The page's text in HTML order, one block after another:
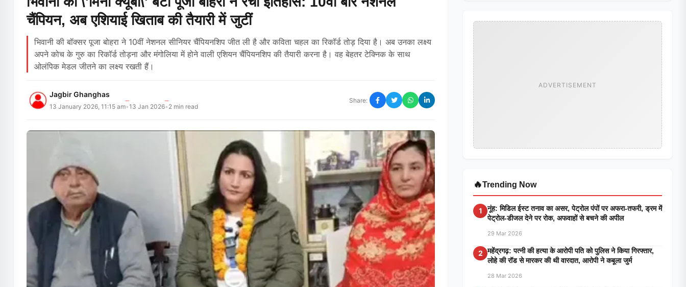
चैंपियन, अब एशियाई खिताब की तैयारी में जुटीं
भिवानी की बॉक्सर पूजा बोहरा ने 10वीं नेशनल सीनियर चैंपियनशिप जीत ली है और कविता चहल का रिकॉर्ड तोड़ दिया है। अब उनका लक्ष्य
अपने कोच के गुरु का रिकॉर्ड तोड़ना और मंगोलिया में होने वाली एशियन चैंपियनशिप की तैयारी करना है। वह बेहतर टेक्निक के साथ
ओलंपिक मेडल जीतने का लक्ष्य रखती हैं।
Jagbir Ghanghas
13 January 2026, 11:15 am•13 Jan 2026• 2 min read
Share:
ADVERTISEMENT
🔥Trending Now
1
नूंह: मिडिल ईस्ट तनाव का असर, पेट्रोल पंपों पर अफरा-तफरी, ड्रम में
पेट्रोल-डीजल देने पर रोक, अफवाहों से बचने की अपील
29 Mar 2026
2
महेंद्रगढ़: पत्नी की हत्या के आरोपी पति को पुलिस ने किया गिरफ्तार,
लोहे की रॉड से मारकर की थी वारदात, आरोपी ने कबूला जुर्म
28 Mar 2026